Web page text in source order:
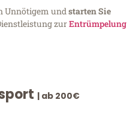
Unnötigem und starten Sie
zurEntrümpelung
| ab 200€